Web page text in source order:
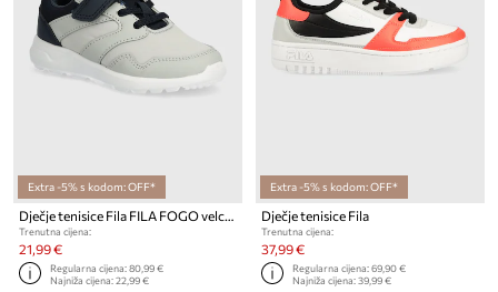
Extra -5% s kodom: OFF*
Trenutna cijena:
21,99 €
Regularna cijena:80,99 €
Najniža cijena:22,99 €
Extra -5% s kodom: OFF*
Dječje tenisice Fila
Trenutna cijena:
37,99 €
Regularna cijena:69,90 €
Najniža cijena:39,99 €